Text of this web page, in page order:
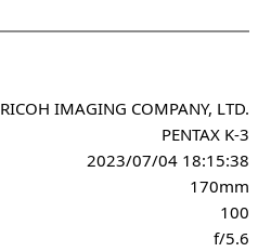
RICOH IMAGING COMPANY, LTD.
PENTAX K-3
2023/07/04 18:15:38
170mm
100
f/5.6